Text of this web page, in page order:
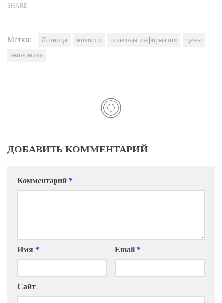
SHARE
Метки: Лозница новости полезная информация цены
экономика
ДОБАВИТЬ КОММЕНТАРИЙ
Комментарий *
Имя * Email *
Сайт